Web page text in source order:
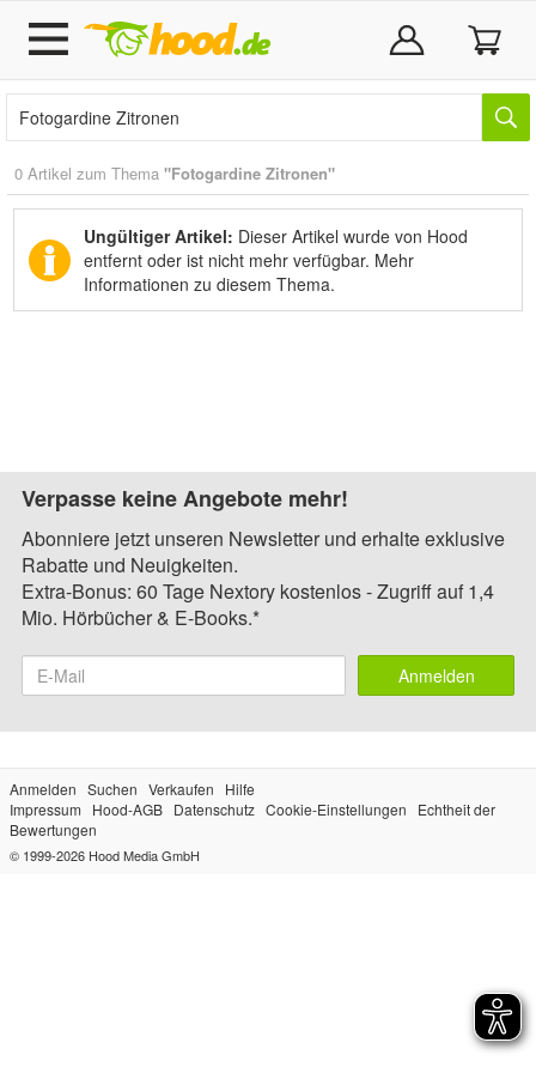
0 Artikel zum Thema "Fotogardine Zitronen"
Ungültiger Artikel: Dieser Artikel wurde von Hood
entfernt oder ist nicht mehr verfügbar. Mehr
Informationen zu diesem Thema.
Verpasse keine Angebote mehr!
Abonniere jetzt unseren Newsletter und erhalte exklusive
Rabatte und Neuigkeiten.
Extra-Bonus: 60 Tage Nextory kostenlos - Zugriff auf 1,4
Mio. Hörbücher & E-Books.*
Anmelden
Anmelden Suchen Verkaufen
Hilfe
Impressum
Hood-AGB Datenschutz Cookie-Einstellungen
Echtheit der
Bewertungen
© 1999-2026 Hood Media GmbH